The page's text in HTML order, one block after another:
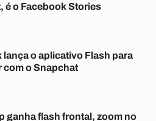
é o Facebook Stories
lança o aplicativo Flash para
com o Snapchat
ganha flash frontal, zoom no